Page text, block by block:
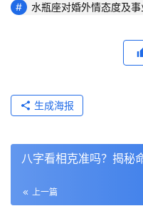
水瓶座对婚外情态度及
生成海报
八字看相克准吗？揭秘
上一篇